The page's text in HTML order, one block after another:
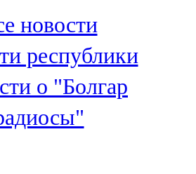
новости
республики
о "Болгар